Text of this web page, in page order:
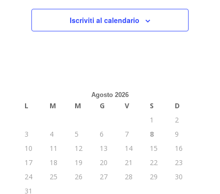
Iscriviti al calendario
Agosto 2026
L M M G V S
D
1
2
3
4 5 6 7 8
9
10
11 12 13 14 15
16
17
18 19 20 21 22
23
24
25 26 27 28 29
30
31